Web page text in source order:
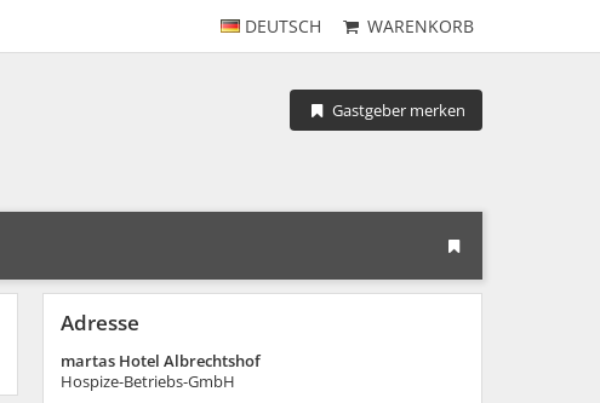
DEUTSCH WARENKORB
Gastgeber merken
Adresse
martas Hotel Albrechtshof
Hospize-Betriebs-GmbH